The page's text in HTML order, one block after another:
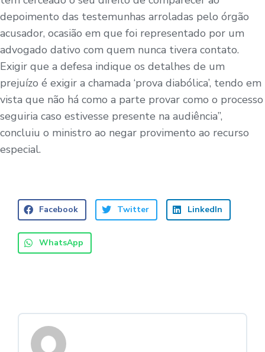
depoimento das testemunhas arroladas pelo órgão
acusador, ocasião em que foi representado por um
advogado dativo com quem nunca tivera contato.
Exigir que a defesa indique os detalhes de um
prejuízo é exigir a chamada ‘prova diabólica’, tendo em
vista que não há como a parte provar como o processo
seguiria caso estivesse presente na audiência”,
concluiu o ministro ao negar provimento ao recurso
especial.
Facebook Twitter LinkedIn
WhatsApp